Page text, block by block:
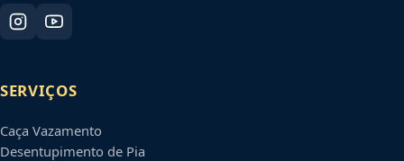
SERVIÇOS
Caça Vazamento
Desentupimento de Pia